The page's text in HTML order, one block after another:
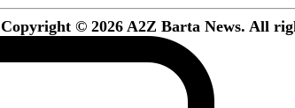
Copyright © 2026 A2Z Barta News. All